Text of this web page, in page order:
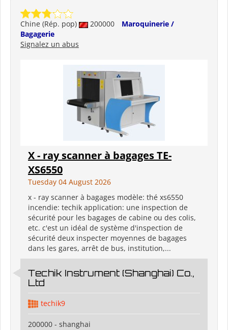
Chine (Rép. pop) 200000
Maroquinerie /
Bagagerie
Signalez un abus
X - ray scanner à bagages TE-
XS6550
Tuesday 04 August 2026
x - ray scanner à bagages modèle: thé xs6550
incendie: techik application: une inspection de
sécurité pour les bagages de cabine ou des colis,
etc. c'est un idéal de système d'inspection de
sécurité deux inspecter moyennes de bagages
dans les gares, arrêt de bus, institution,...
Techik Instrument (Shanghai) Co.,
Ltd
techik9
200000 - shanghai